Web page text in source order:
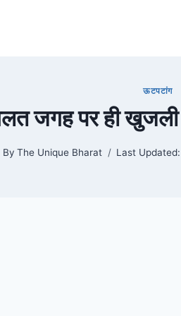
ऊटपटांग
जगह पर ही खुजली
By The Unique Bharat Last Updated: